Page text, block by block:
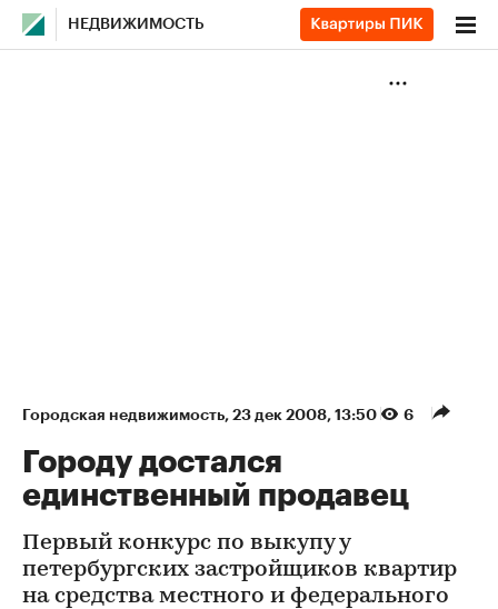
НЕДВИЖИМОСТЬ
Городская недвижимость⁠, 23 дек 2008, 13:50 6
Городу достался
единственный продавец
Первый конкурс по выкупу у
петербургских застройщиков квартир
на средства местного и федерального